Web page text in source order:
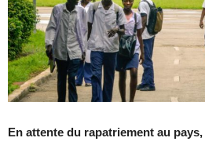
En attente du rapatriement au